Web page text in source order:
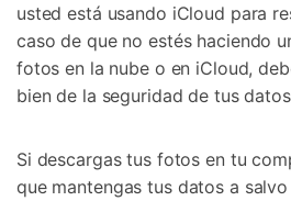
usted está usando iCloud para
caso de que no estés haciendo
fotos en la nube o en iCloud,
bien de la seguridad de tus
Si descargas tus fotos en tu
que mantengas tus datos a